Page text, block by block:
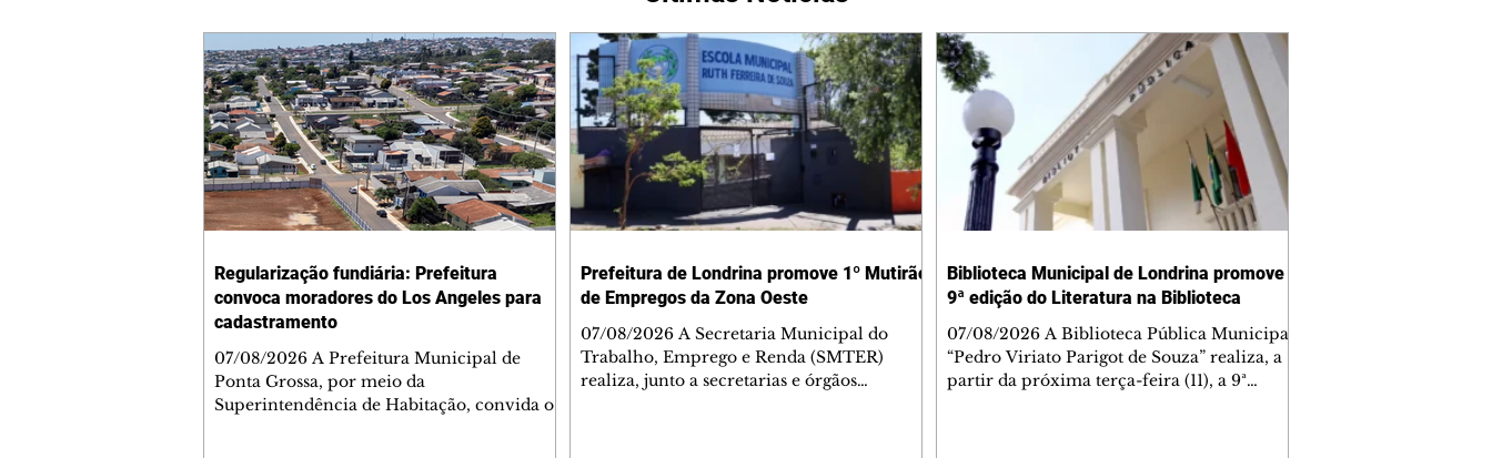
Regularização fundiária: Prefeitura
convoca moradores do Los Angeles para
cadastramento
07/08/2026 A Prefeitura Municipal de
Ponta Grossa, por meio da
Superintendência de Habitação, convida os
Prefeitura de Londrina promove 1º Mutirão
de Empregos da Zona Oeste
07/08/2026 A Secretaria Municipal do
Trabalho, Emprego e Renda (SMTER)
realiza, junto a secretarias e órgãos
Biblioteca Municipal de Londrina promove
9ª edição do Literatura na Biblioteca
07/08/2026 A Biblioteca Pública Municipal
“Pedro Viriato Parigot de Souza” realiza, a
partir da próxima terça-feira (11), a 9ª